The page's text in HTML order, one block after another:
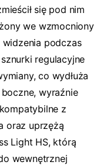
się pod nim
we wzmocniony
podczas
regulacyjne
co wydłuża
wyraźnie
z
oraz uprzężą
Light HS, którą
wewnętrznej